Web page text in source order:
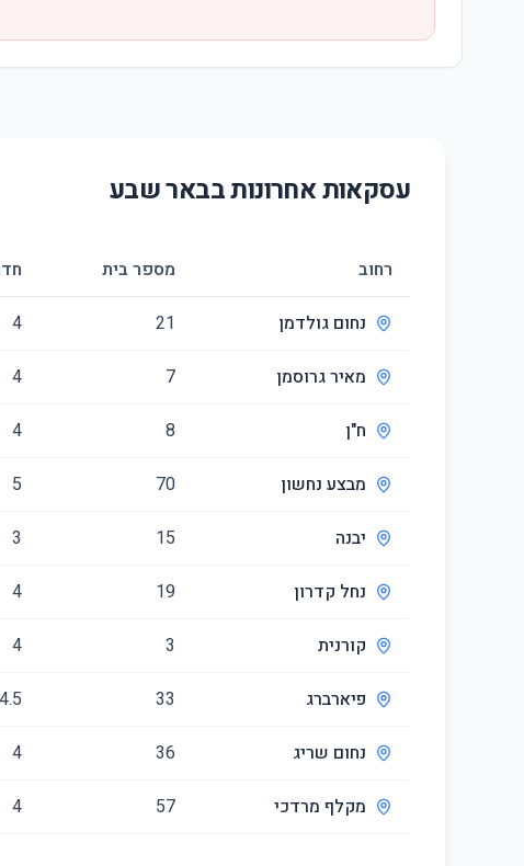
עסקאות אחרונות בבאר שבע
רחוב מספר בית
נחום גולדמן 21
4
מאיר גרוסמן 7
4
ח"ן 8
4
מבצע נחשון 70
5
יבנה 15
3
נחל קדרון 19
4
קורנית 3
4
פיארברג 33
4.5
נחום שריג 36
4
מקלף מרדכי 57
4